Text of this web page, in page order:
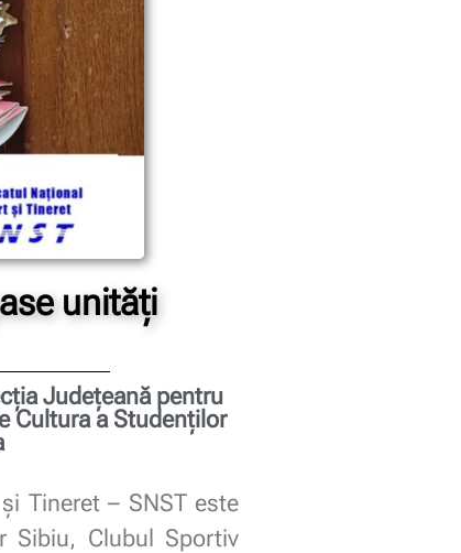
unități
Judeţeană pentru
Cultura a Studenţilor
Tineret – SNST este
Sibiu, Clubul Sportiv